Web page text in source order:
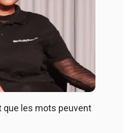
que les mots peuvent